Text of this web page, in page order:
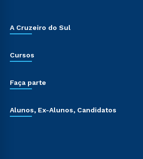
A Cruzeiro do Sul
Cursos
Faça parte
Alunos, Ex-Alunos, Candidatos